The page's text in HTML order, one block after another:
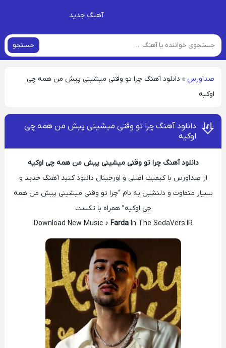
آهنگ جدید
جستجو
صداورس » دانلود آهنگ چرا تو وقتی میشینی پیش من همه چی
اوکیه
دانلود آهنگ چرا تو وقتی میشینی پیش من همه چی
اوکیه
دانلود آهنگ چرا تو وقتی میشینی پیش من همه چی اوکیه
از صداورس با کیفیت اصلی و اورجینال دانلود کنید آهنگ جدید و
بسیار متفاوت و دلنشین به نام “چرا تو وقتی میشینی پیش من همه
چی اوکیه” همراه با تکست
Download New Music ♪ FardaIn The SedaVers.IR